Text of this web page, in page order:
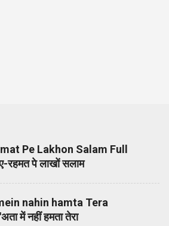
Pe Lakhon Salam Full
रहमत पे लाखों सलाम
nahin hamta Tera
में नहीं हमता तेरा